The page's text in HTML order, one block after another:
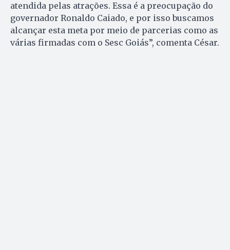
atendida pelas atrações. Essa é a preocupação do
governador Ronaldo Caiado, e por isso buscamos
alcançar esta meta por meio de parcerias como as
várias firmadas com o Sesc Goiás”, comenta César.